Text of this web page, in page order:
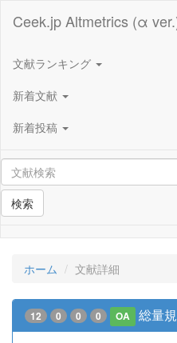
Ceek.jp Altmetrics (α
文献ランキング
新着文献
新着投稿
検索
ホーム 文献詳細
12 0 0 0 OA 総量